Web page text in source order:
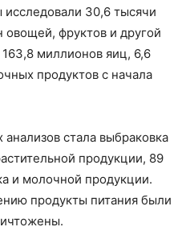
исследовали 30,6 тысячи
овощей, фруктов и другой
миллионов яиц, 6,6
продуктов с начала
стала выбраковка
продукции, 89
и молочной продукции.
продукты питания были